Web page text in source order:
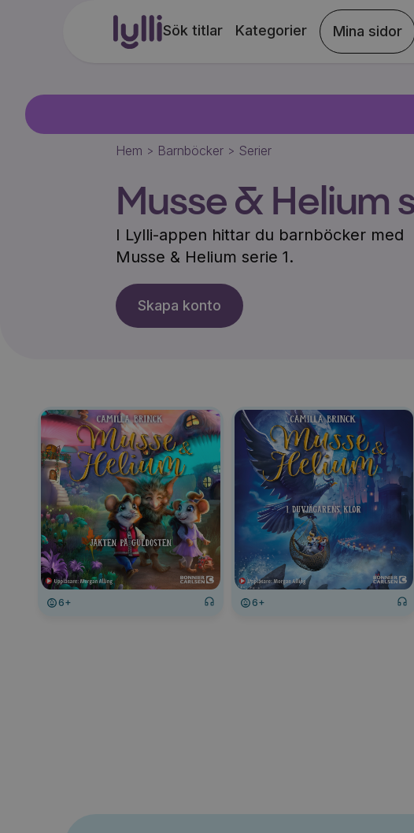
Sök titlar Kategorier Mina sidor
Hem > Barnböcker > Serier
Musse & Helium
I Lylli-appen hittar du barnböcker med
Musse & Helium serie 1.
Skapa konto
6+ 6+